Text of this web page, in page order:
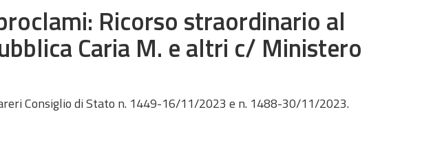
Ricorso straordinario al
Caria M. e altri c/ Ministero
Consiglio di Stato n. 1449-16/11/2023 e n. 1488-30/11/2023.